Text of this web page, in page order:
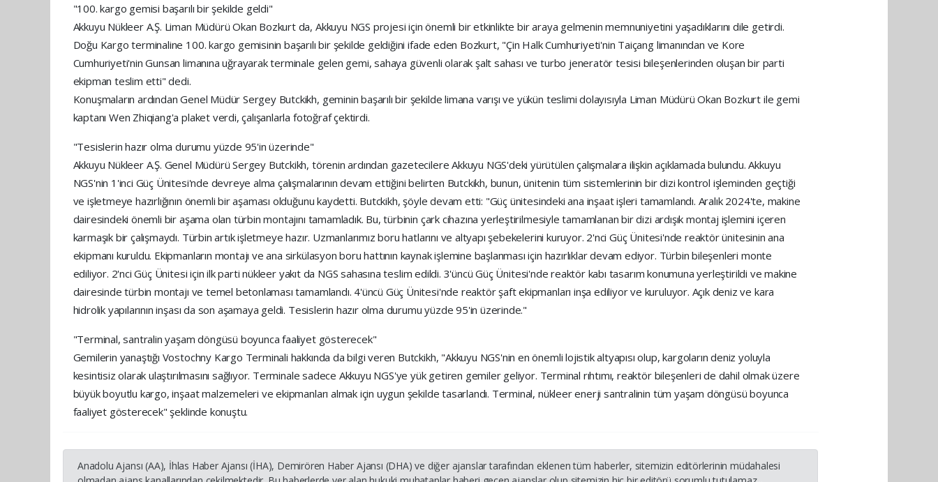
"100. kargo gemisi başarılı bir şekilde geldi"
Akkuyu Nükleer A.Ş. Liman Müdürü Okan Bozkurt da, Akkuyu NGS projesi için önemli bir etkinlikte bir araya gelmenin memnuniyetini yaşadıklarını dile getirdi.
Doğu Kargo terminaline 100. kargo gemisinin başarılı bir şekilde geldiğini ifade eden Bozkurt, "Çin Halk Cumhuriyeti'nin Taiçang limanından ve Kore
Cumhuriyeti'nin Gunsan limanına uğrayarak terminale gelen gemi, sahaya güvenli olarak şalt sahası ve turbo jeneratör tesisi bileşenlerinden oluşan bir parti
ekipman teslim etti" dedi.
Konuşmaların ardından Genel Müdür Sergey Butckikh, geminin başarılı bir şekilde limana varışı ve yükün teslimi dolayısıyla Liman Müdürü Okan Bozkurt ile gemi
kaptanı Wen Zhiqiang'a plaket verdi, çalışanlarla fotoğraf çektirdi.
"Tesislerin hazır olma durumu yüzde 95'in üzerinde"
Akkuyu Nükleer A.Ş. Genel Müdürü Sergey Butckikh, törenin ardından gazetecilere Akkuyu NGS'deki yürütülen çalışmalara ilişkin açıklamada bulundu. Akkuyu
NGS'nin 1'inci Güç Ünitesi'nde devreye alma çalışmalarının devam ettiğini belirten Butckikh, bunun, ünitenin tüm sistemlerinin bir dizi kontrol işleminden geçtiği
ve işletmeye hazırlığının önemli bir aşaması olduğunu kaydetti. Butckikh, şöyle devam etti: "Güç ünitesindeki ana inşaat işleri tamamlandı. Aralık 2024'te, makine
dairesindeki önemli bir aşama olan türbin montajını tamamladık. Bu, türbinin çark cihazına yerleştirilmesiyle tamamlanan bir dizi ardışık montaj işlemini içeren
karmaşık bir çalışmaydı. Türbin artık işletmeye hazır. Uzmanlarımız boru hatlarını ve altyapı şebekelerini kuruyor. 2'nci Güç Ünitesi'nde reaktör ünitesinin ana
ekipmanı kuruldu. Ekipmanların montajı ve ana sirkülasyon boru hattının kaynak işlemine başlanması için hazırlıklar devam ediyor. Türbin bileşenleri monte
ediliyor. 2'nci Güç Ünitesi için ilk parti nükleer yakıt da NGS sahasına teslim edildi. 3'üncü Güç Ünitesi'nde reaktör kabı tasarım konumuna yerleştirildi ve makine
dairesinde türbin montajı ve temel betonlaması tamamlandı. 4'üncü Güç Ünitesi'nde reaktör şaft ekipmanları inşa ediliyor ve kuruluyor. Açık deniz ve kara
hidrolik yapılarının inşası da son aşamaya geldi. Tesislerin hazır olma durumu yüzde 95'in üzerinde."
"Terminal, santralin yaşam döngüsü boyunca faaliyet gösterecek"
Gemilerin yanaştığı Vostochny Kargo Terminali hakkında da bilgi veren Butckikh, "Akkuyu NGS'nin en önemli lojistik altyapısı olup, kargoların deniz yoluyla
kesintisiz olarak ulaştırılmasını sağlıyor. Terminale sadece Akkuyu NGS'ye yük getiren gemiler geliyor. Terminal rıhtımı, reaktör bileşenleri de dahil olmak üzere
büyük boyutlu kargo, inşaat malzemeleri ve ekipmanları almak için uygun şekilde tasarlandı. Terminal, nükleer enerji santralinin tüm yaşam döngüsü boyunca
faaliyet gösterecek" şeklinde konuştu.
Anadolu Ajansı (AA), İhlas Haber Ajansı (İHA), Demirören Haber Ajansı (DHA) ve diğer ajanslar tarafından eklenen tüm haberler, sitemizin editörlerinin müdahalesi